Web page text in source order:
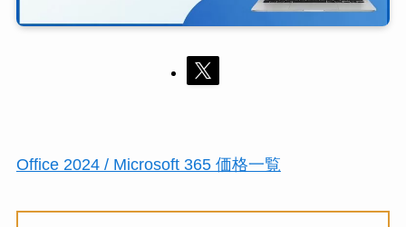
Office 2024 / Microsoft 365 価格一覧